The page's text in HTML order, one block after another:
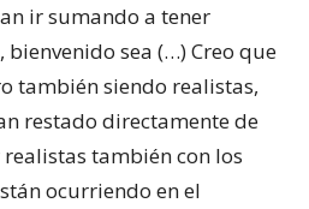
ir sumando a tener
sea (…) Creo que
también siendo realistas,
restado directamente de
también con los
ocurriendo en el